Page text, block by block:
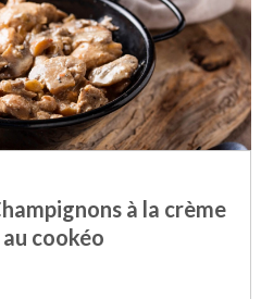
à la crème
cookéo